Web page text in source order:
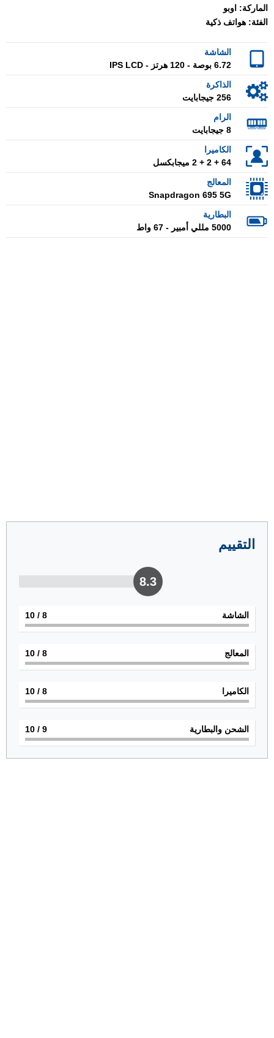
الماركة: اوبو
الفئة: هواتف ذكية
الشاشة
6.72 بوصة - 120 هرتز - IPS LCD
الذاكرة
256 جيجابايت
الرام
8 جيجابايت
الكاميرا
64 + 2 + 2 ميجابكسل
المعالج
Snapdragon 695 5G
البطارية
5000 مللي أمبير - 67 واط
التقييم
8.3
الشاشة 8
/ 10
المعالج 8
/ 10
الكاميرا 8
/ 10
الشحن والبطارية 9
/ 10